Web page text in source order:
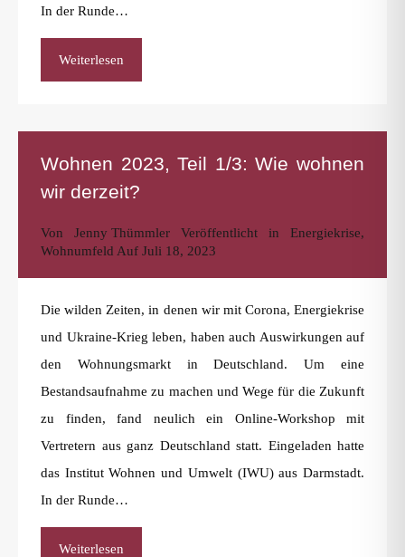
In der Runde…
Weiterlesen
Wohnen 2023, Teil 1/3: Wie wohnen
wir derzeit?
Von Jenny Thümmler Veröffentlicht in Energiekrise,
Wohnumfeld Auf Juli 18, 2023
Die wilden Zeiten, in denen wir mit Corona, Energiekrise
und Ukraine-Krieg leben, haben auch Auswirkungen auf
den Wohnungsmarkt in Deutschland. Um eine
Bestandsaufnahme zu machen und Wege für die Zukunft
zu finden, fand neulich ein Online-Workshop mit
Vertretern aus ganz Deutschland statt. Eingeladen hatte
das Institut Wohnen und Umwelt (IWU) aus Darmstadt.
In der Runde…
Weiterlesen